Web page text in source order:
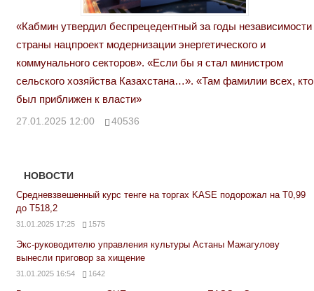
«Кабмин утвердил беспрецедентный за годы независимости
страны нацпроект модернизации энергетического и
коммунального секторов». «Если бы я стал министром
сельского хозяйства Казахстана…». «Там фамилии всех, кто
был приближен к власти»
27.01.2025 12:00 40536
НОВОСТИ
Средневзвешенный курс тенге на торгах KASE подорожал на Т0,99
до Т518,2
31.01.2025 17:25 1575
Экс-руководителю управления культуры Астаны Мажагулову
вынесли приговор за хищение
31.01.2025 16:54 1642